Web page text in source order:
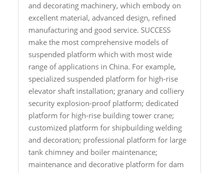
and decorating machinery, which embody on
excellent material, advanced design, refined
manufacturing and good service. SUCCESS
make the most comprehensive models of
suspended platform which with most wide
range of applications in China. For example,
specialized suspended platform for high-rise
elevator shaft installation; granary and colliery
security explosion-proof platform; dedicated
platform for high-rise building tower crane;
customized platform for shipbuilding welding
and decoration; professional platform for large
tank chimney and boiler maintenance;
maintenance and decorative platform for dam